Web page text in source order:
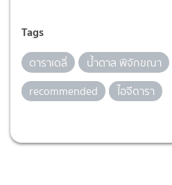
Tags
ดาราเดลี่ น้ำตาล พิจักขณา
recommended
ไอจีดารา